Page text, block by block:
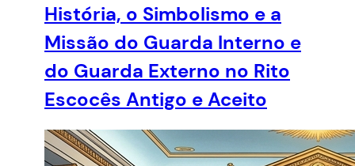
História, o Simbolismo e a
Missão do Guarda Interno e
do Guarda Externo no Rito
Escocês Antigo e Aceito